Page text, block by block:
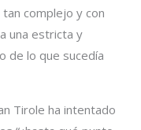
complejo y con
una estricta y
de lo que sucedía
Tirole ha intentado